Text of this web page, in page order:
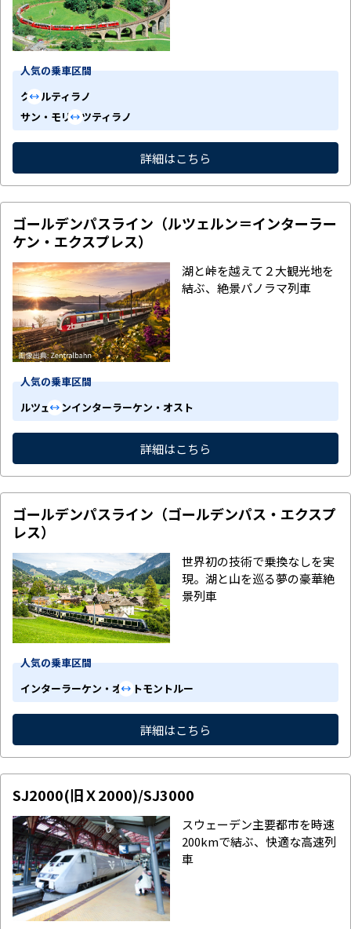
人気の乗車区間
クールティラノ
サン・モリッツティラノ
詳細はこちら
ゴールデンパスライン（ルツェルン＝インターラー
ケン・エクスプレス）
湖と峠を越えて２大観光地を
結ぶ、絶景パノラマ列車
人気の乗車区間
ルツェルンインターラーケン・オスト
詳細はこちら
ゴールデンパスライン（ゴールデンパス・エクスプ
レス）
世界初の技術で乗換なしを実
現。湖と山を巡る夢の豪華絶
景列車
人気の乗車区間
インターラーケン・オストモントルー
詳細はこちら
SJ2000(旧Ｘ2000)/SJ3000
スウェーデン主要都市を時速
200kmで結ぶ、快適な高速列
車